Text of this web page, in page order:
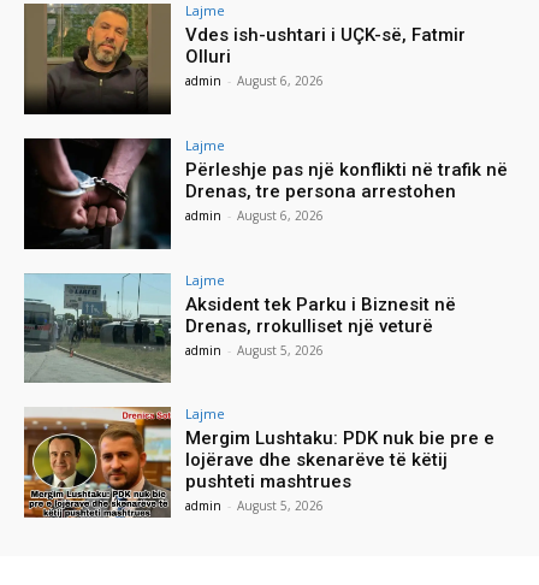
Lajme
Vdes ish-ushtari i UÇK-së, Fatmir
Olluri
admin - August 6, 2026
Lajme
Përleshje pas një konflikti në trafik në
Drenas, tre persona arrestohen
admin - August 6, 2026
Lajme
Aksident tek Parku i Biznesit në
Drenas, rrokulliset një veturë
admin - August 5, 2026
Lajme
Mergim Lushtaku: PDK nuk bie pre e
lojërave dhe skenarëve të këtij
pushteti mashtrues
admin - August 5, 2026